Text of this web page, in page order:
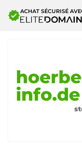
verifiedACHAT SÉCURISÉ
info.de